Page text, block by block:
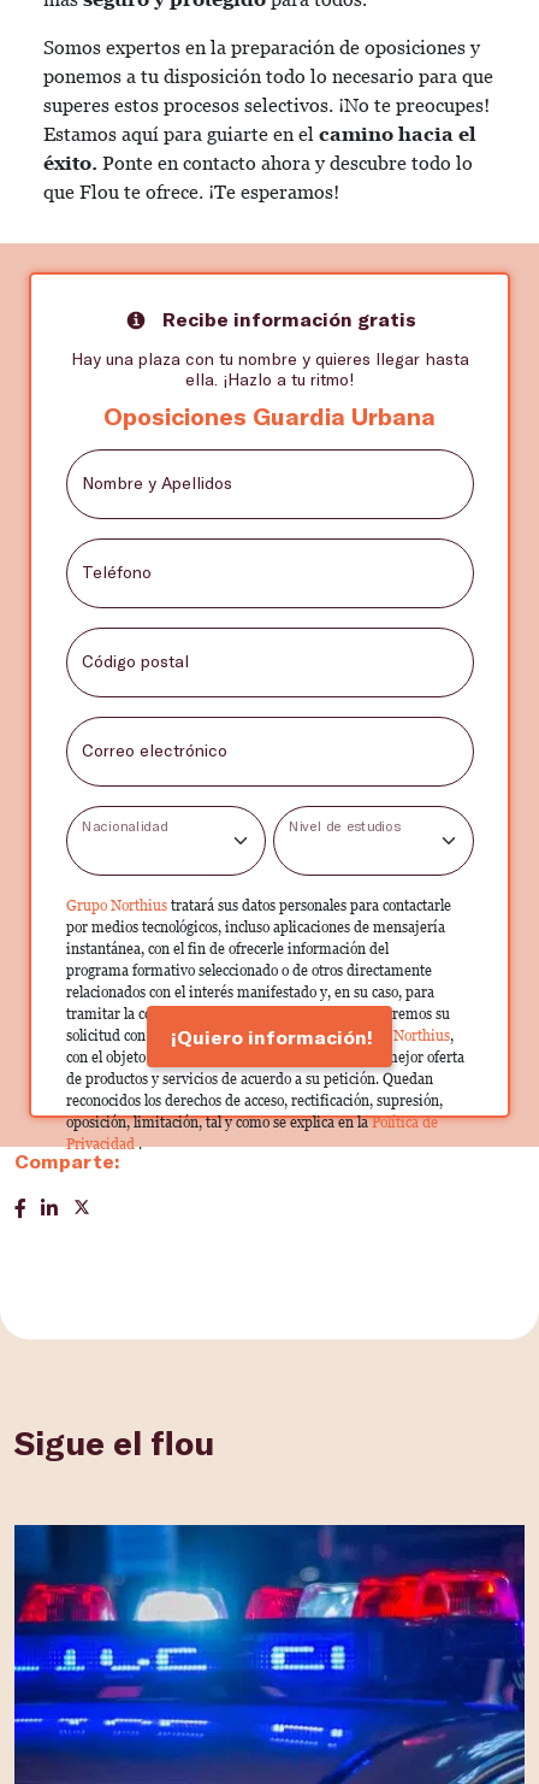
Somos expertos en la preparación de oposiciones y
ponemos a tu disposición todo lo necesario para que
superes estos procesos selectivos. ¡No te preocupes!
Estamos aquí para guiarte en el camino hacia el
éxito. Ponte en contacto ahora y descubre todo lo
que Flou te ofrece. ¡Te esperamos!
Recibe información gratis
Hay una plaza con tu nombre y quieres llegar hasta
ella. ¡Hazlo a tu ritmo!
Oposiciones Guardia Urbana
Nombre y Apellidos
Teléfono
Código postal
Correo electrónico
Nacionalidad Nivel de estudios
Grupo Northius tratará sus datos personales para contactarle
por medios tecnológicos, incluso aplicaciones de mensajería
instantánea, con el fin de ofrecerle información del
programa formativo seleccionado o de otros directamente
relacionados con el interés manifestado y, en su caso, para
tramitar la contratación correspondiente. Compartiremos su
solicitud con las empresas que conforman elGrupo Northius,
con el objeto de que estas puedan hacerle llegar la mejor oferta
de productos y servicios de acuerdo a su petición. Quedan
reconocidos los derechos de acceso, rectificación, supresión,
oposición, limitación, tal y como se explica en laPolítica de
Privacidad.
¡Quiero información!
Comparte:
Sigue el flou